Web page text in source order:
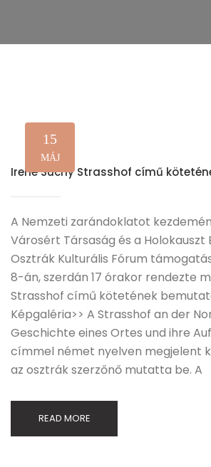
15
MÁJ
Irene Suchy Strasshof című
A Nemzeti zarándoklatot
Városért Társaság és a Holokauszt
Osztrák Kulturális Fórum
8-án, szerdán 17 órakor rendezte
Strasshof című kötetének
Képgaléria>> A Strasshof an der
Geschichte eines Ortes und ihre
címmel német nyelven megjelent
az osztrák szerzőnő mutatta be. A
READ MORE